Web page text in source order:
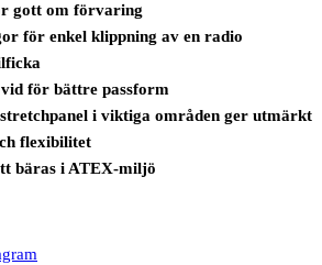
gott om förvaring
för enkel klippning av en radio
för bättre passform
i viktiga områden ger utmärkt
flexibilitet
bäras i ATEX-miljö